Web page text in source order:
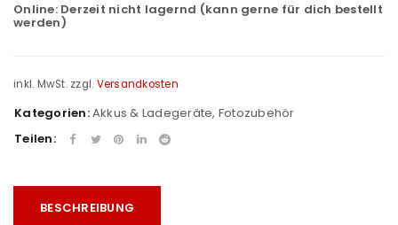
Online: Derzeit nicht lagernd (kann gerne für dich bestellt
werden)
inkl. MwSt. zzgl. Versandkosten
Kategorien:Akkus & Ladegeräte, Fotozubehör
Teilen:
BESCHREIBUNG